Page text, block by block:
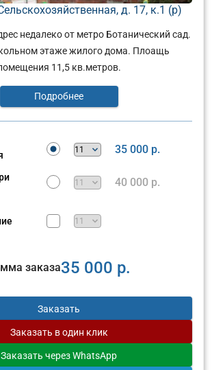
д. 17, к.1 (р)
недалеко от метро Ботанический сад.
этаже жилого дома. Плоащь
11,5 кв.метров.
Подробнее
35 000 р.
40 000 р.
заказа35 000 р.
Заказать
Заказать в один клик
Заказать через WhatsApp